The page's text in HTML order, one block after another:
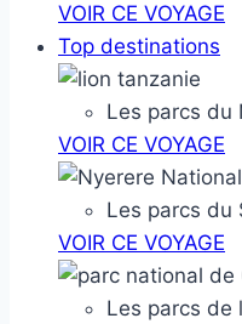
VOIR CE VOYAGE
Top destinations
Les parcs du
VOIR CE VOYAGE
Les parcs du
VOIR CE VOYAGE
Les parcs de